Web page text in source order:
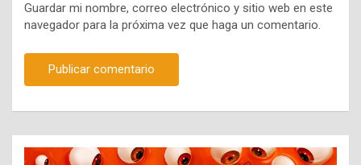
Guardar mi nombre, correo electrónico y sitio web en este
navegador para la próxima vez que haga un comentario.